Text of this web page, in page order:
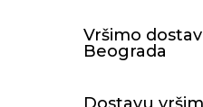
Vršimo
Beograda